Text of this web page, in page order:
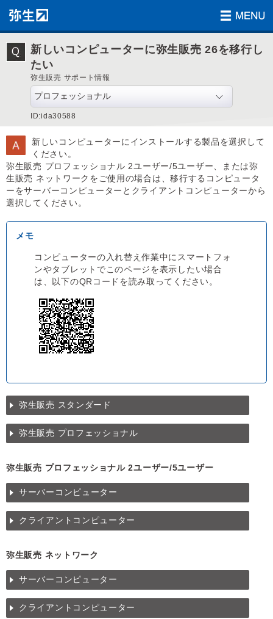
新しいコンピューターに弥生販売 26を移行し
たい
弥生販売 サポート情報
ID:ida30588
新しいコンピューターにインストールする製品を選択して
ください。
弥生販売 プロフェッショナル 2ユーザー/5ユーザー、または弥
生販売 ネットワークをご使用の場合は、移行するコンピュータ
ーをサーバーコンピューターとクライアントコンピューターから
選択してください。
コンピューターの入れ替え作業中にスマートフォ
ンやタブレットでこのページを表示したい場合
は、以下のQRコードを読み取ってください。
弥生販売 スタンダード
弥生販売 プロフェッショナル
弥生販売 プロフェッショナル 2ユーザー/5ユーザー
サーバーコンピューター
クライアントコンピューター
弥生販売 ネットワーク
サーバーコンピューター
クライアントコンピューター